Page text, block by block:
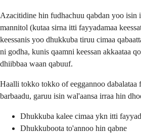
Azacitidine hin fudhachuu qabdan yoo isin
mannitol (kutaa sirna itti fayyadamaa
keessanis yoo dhukkuba tiruu cimaa
ni godha, kunis qaamni keessan akkaataa
dhiibbaa waan qabuuf.
Haalli tokko tokko of eeggannoo dabalataa
barbaadu, garuu isin wal'aansa irraa hin
Dhukkuba kalee cimaa ykn itti
Dhukkuboota to'annoo hin qabne